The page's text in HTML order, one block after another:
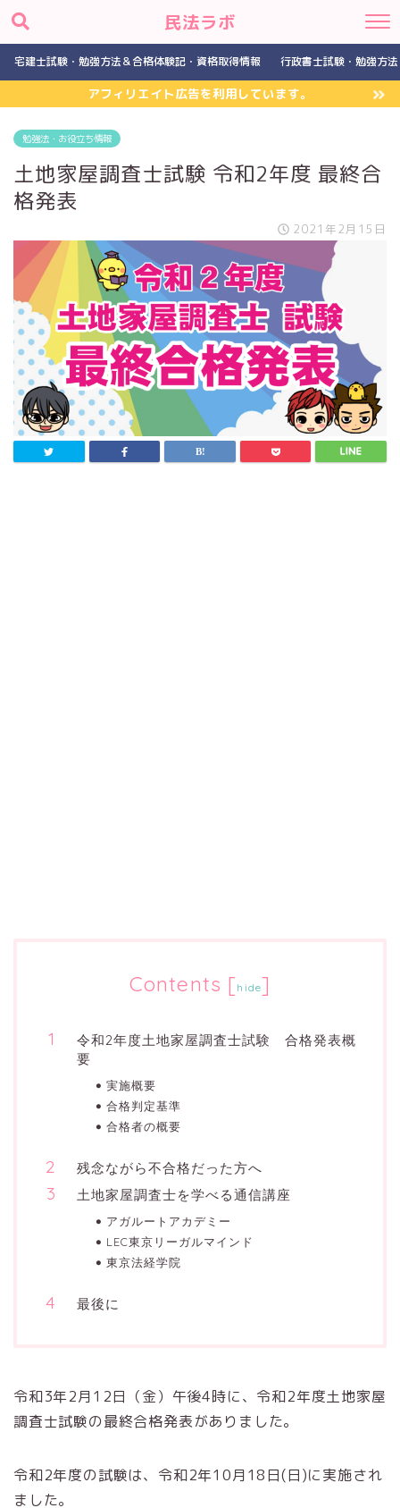
民法ラボ
宅建士試験・勉強方法＆合格体験記・資格取得情報 行政書士試験・勉強方
アフィリエイト広告を利用しています。
勉強法・お役立ち情報
土地家屋調査士試験 令和2年度 最終合
格発表
2021年2月15日
Contents [ hide]
令和2年度土地家屋調査士試験 合格発表概
要
実施概要
合格判定基準
合格者の概要
残念ながら不合格だった方へ
土地家屋調査士を学べる通信講座
アガルートアカデミー
LEC東京リーガルマインド
東京法経学院
最後に
令和3年2月12日（金）午後4時に、令和2年度土地家屋
調査士試験の最終合格発表がありました。
令和2年度の試験は、令和2年10月18日(日)に実施され
ました。